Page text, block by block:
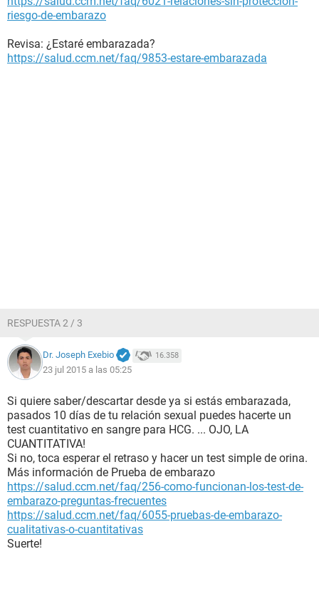
riesgo-de-embarazo
Revisa: ¿Estaré embarazada?
https://salud.ccm.net/faq/9853-estare-embarazada
RESPUESTA 2 / 3
Dr. Joseph Exebio 16.358
23 jul 2015 a las 05:25
Si quiere saber/descartar desde ya si estás embarazada,
pasados 10 días de tu relación sexual puedes hacerte un
test cuantitativo en sangre para HCG. ... OJO, LA
CUANTITATIVA!
Si no, toca esperar el retraso y hacer un test simple de orina.
Más información de Prueba de embarazo
https://salud.ccm.net/faq/256-como-funcionan-los-test-de-
embarazo-preguntas-frecuentes
https://salud.ccm.net/faq/6055-pruebas-de-embarazo-
cualitativas-o-cuantitativas
Suerte!